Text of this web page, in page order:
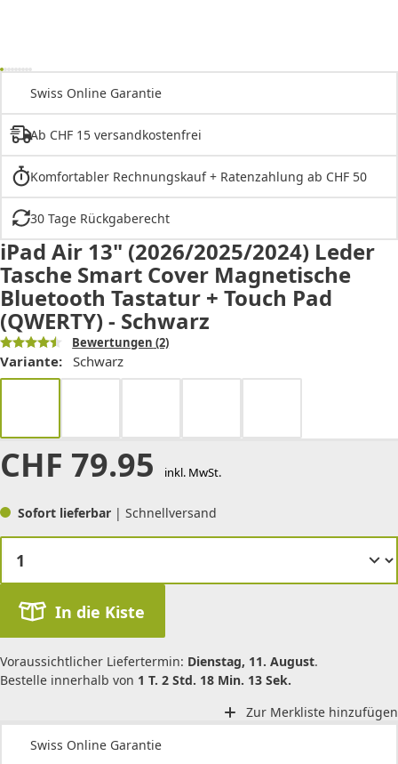
Swiss Online Garantie
Ab CHF 15 versandkostenfrei
Komfortabler Rechnungskauf + Ratenzahlung ab CHF 50
30 Tage Rückgaberecht
iPad Air 13" (2026/2025/2024) Leder
Tasche Smart Cover Magnetische
Bluetooth Tastatur + Touch Pad
(QWERTY) - Schwarz
Bewertungen (2)
Variante: Schwarz
CHF 79.95 inkl. MwSt.
Sofort lieferbar | Schnellversand
In die Kiste
Voraussichtlicher Liefertermin: Dienstag, 11. August.
Bestelle innerhalb von 1 T. 2 Std. 18 Min. 13 Sek.
Zur Merkliste hinzufügen
Swiss Online Garantie